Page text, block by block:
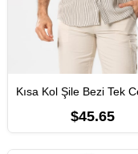
$45.65